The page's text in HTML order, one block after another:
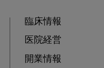
臨床情報
医院経営
開業情報